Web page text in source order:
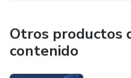
Otros productos
contenido